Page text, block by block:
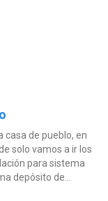
casa de pueblo, en
solo vamos a ir los
para sistema
depósito de...